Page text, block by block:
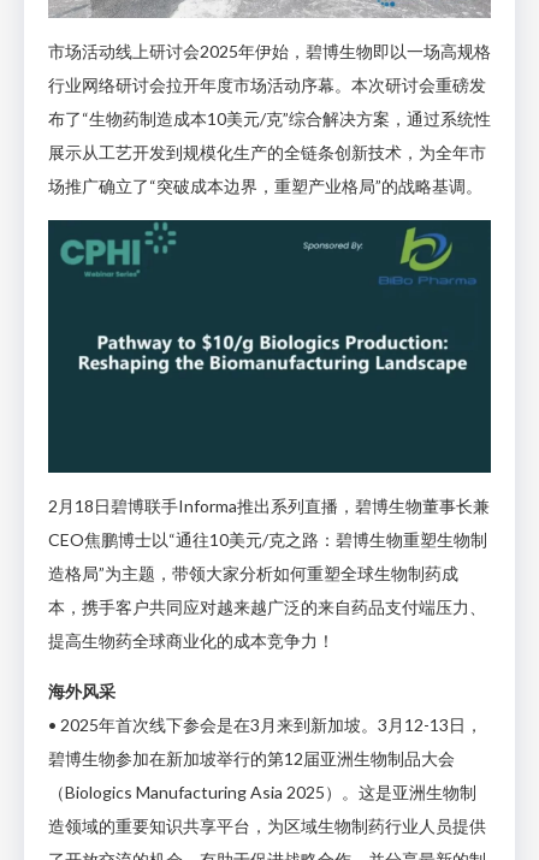
市场活动线上研讨会2025年伊始，碧博生物即以一场高规格
行业网络研讨会拉开年度市场活动序幕。本次研讨会重磅发
布了“生物药制造成本10美元/克”综合解决方案，通过系统性
展示从工艺开发到规模化生产的全链条创新技术，为全年市
场推广确立了“突破成本边界，重塑产业格局”的战略基调。
2月18日碧博联手Informa推出系列直播，碧博生物董事长兼
CEO焦鹏博士以“通往10美元/克之路：碧博生物重塑生物制
造格局”为主题，带领大家分析如何重塑全球生物制药成
本，携手客户共同应对越来越广泛的来自药品支付端压力、
提高生物药全球商业化的成本竞争力！
海外风采
• 2025年首次线下参会是在3月来到新加坡。3月12-13日，
碧博生物参加在新加坡举行的第12届亚洲生物制品大会
（Biologics Manufacturing Asia 2025）。这是亚洲生物制
造领域的重要知识共享平台，为区域生物制药行业人员提供